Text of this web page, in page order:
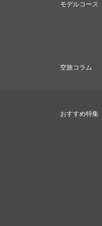
モデルコース
空旅コラム
おすすめ特集